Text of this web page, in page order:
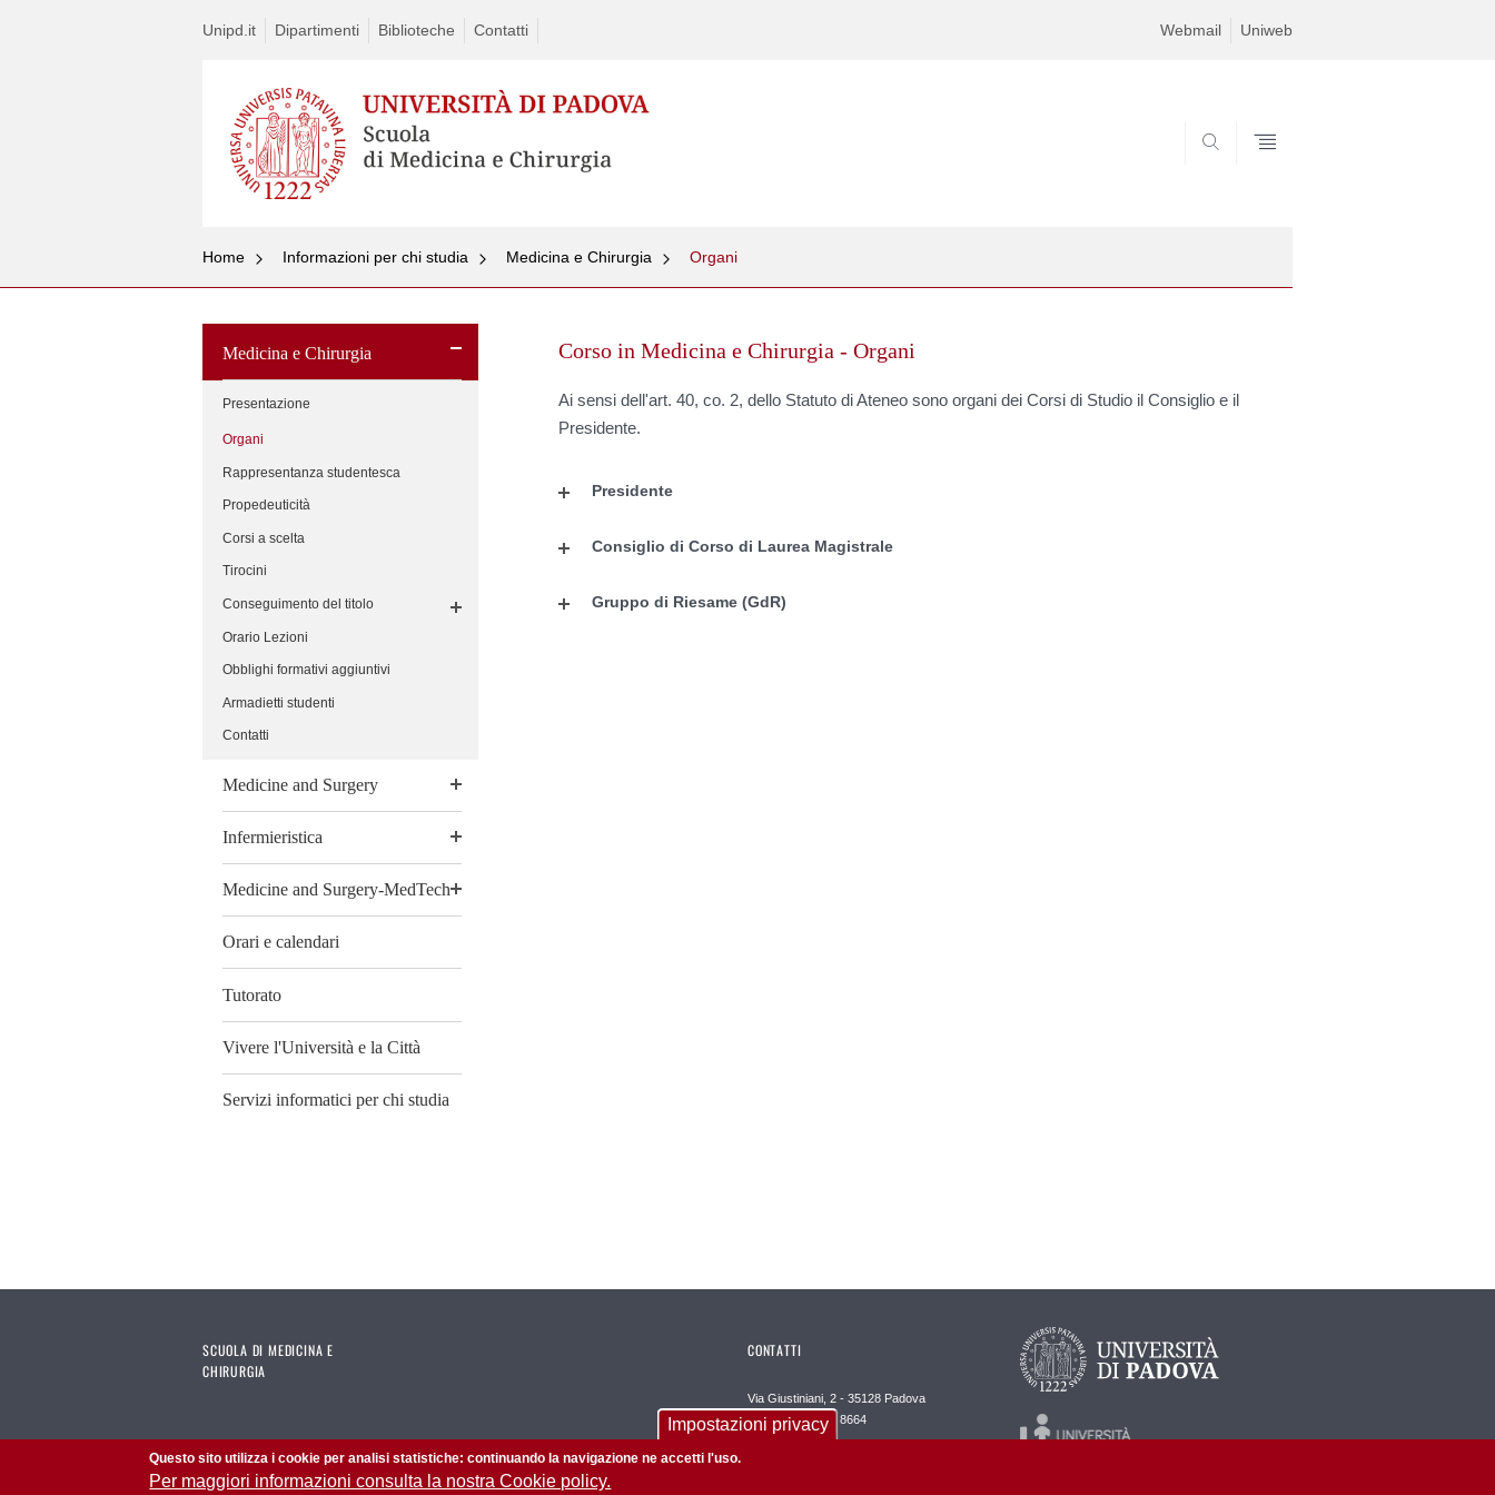
Unipd.it Dipartimenti Biblioteche Contatti Webmail Uniweb
Home Informazioni per chi studia Medicina e Chirurgia Organi
Medicina e Chirurgia
Presentazione
Organi
Rappresentanza studentesca
Propedeuticità
Corsi a scelta
Tirocini
Conseguimento del titolo
Orario Lezioni
Obblighi formativi aggiuntivi
Armadietti studenti
Contatti
Medicine and Surgery
Infermieristica
Medicine and Surgery-MedTech
Orari e calendari
Tutorato
Vivere l'Università e la Città
Servizi informatici per chi studia
Corso in Medicina e Chirurgia - Organi
Ai sensi dell'art. 40, co. 2, dello Statuto di Ateneo sono organi dei Corsi di Studio il Consiglio e il
Presidente.
Presidente
Consiglio di Corso di Laurea Magistrale
Gruppo di Riesame (GdR)
SCUOLA DI MEDICINA E
CHIRURGIA
CONTATTI
Via Giustiniani, 2 - 35128 Padova
Tel. +39 049 821 8664
Impostazioni privacy
Questo sito utilizza i cookie per analisi statistiche: continuando la navigazione ne accetti l'uso.
Per maggiori informazioni consulta la nostra Cookie policy.